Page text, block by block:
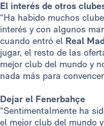
El interés de otros
“Ha habido muchos
interés y con algunos
cuando entró el Real
jugar, el resto de las
mejor club del mundo y
nada más para
Dejar el Fenerbahçe
“Sentimentalmente ha
el mejor club del mundo